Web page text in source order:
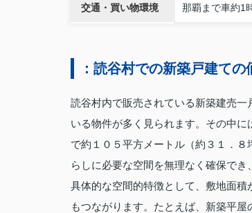
交通・買い物環境 那覇まで車約1
：読谷村での新築戸建て
読谷村内で販売されている新築建売
いる物件が多く見られます。その中
で約１０５平方メートル（約３１．
らしに必要な空間を無理なく確保でき
具体的な空間的特徴として、敷地面
もつながります。たとえば、新築平